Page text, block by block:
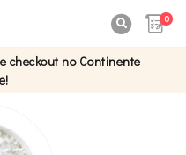
0
checkout no Continente